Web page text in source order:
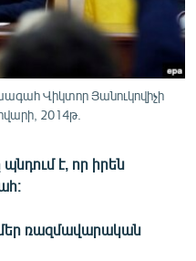
Վիկտոր Յանուկովիչի
2014թ.
է, որ իրեն
ռազմավարական